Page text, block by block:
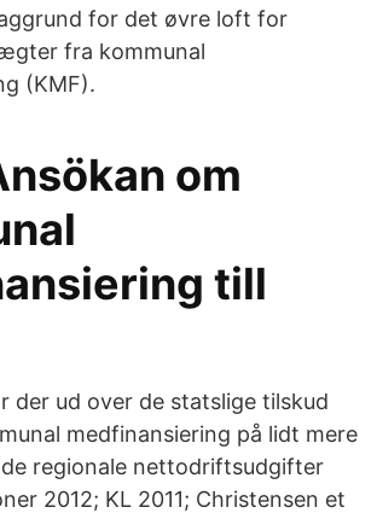
for det øvre loft for
fra kommunal
(KMF).
om
till
der ud over de statslige tilskud
medfinansiering på lidt mere
regionale nettodriftsudgifter
2012; KL 2011; Christensen et